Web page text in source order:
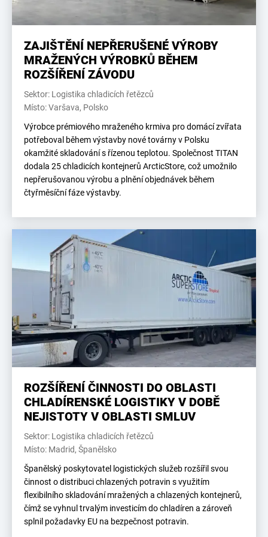
ZAJIŠTĚNÍ NEPŘERUŠENÉ VÝROBY
MRAŽENÝCH VÝROBKŮ BĚHEM
ROZŠÍŘENÍ ZÁVODU
Sektor: Logistika chladicích řetězců
Místo: Varšava, Polsko
Výrobce prémiového mraženého krmiva pro domácí zvířata
potřeboval během výstavby nové továrny v Polsku
okamžité skladování s řízenou teplotou. Společnost TITAN
dodala 25 chladicích kontejnerů ArcticStore, což umožnilo
nepřerušovanou výrobu a plnění objednávek během
čtyřměsíční fáze výstavby.
ROZŠÍŘENÍ ČINNOSTI DO OBLASTI
CHLADÍRENSKÉ LOGISTIKY V DOBĚ
NEJISTOTY V OBLASTI SMLUV
Sektor: Logistika chladicích řetězců
Místo: Madrid, Španělsko
Španělský poskytovatel logistických služeb rozšířil svou
činnost o distribuci chlazených potravin s využitím
flexibilního skladování mražených a chlazených kontejnerů,
čímž se vyhnul trvalým investicím do chladíren a zároveň
splnil požadavky EU na bezpečnost potravin.